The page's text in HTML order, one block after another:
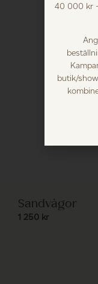
Sandvågor
1 250 kr
40 000 kr
butik/